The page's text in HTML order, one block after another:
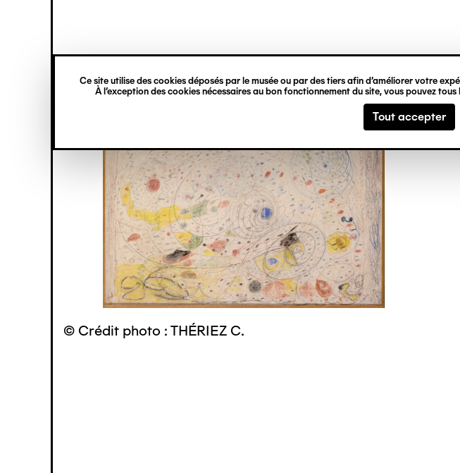
Ce site utilise des cookies déposés par le musée ou par des tiers afin d’améliorer votre
À l’exception des cookies nécessaires au bon fonctionnement du site, vous pouvez
Tout accepter
principal
verticale
© Crédit photo : THÉRIEZ C.